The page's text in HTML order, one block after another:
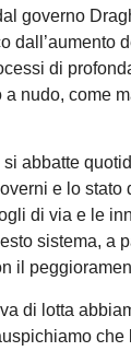
governo
dall’aumento
di
nudo, come
abbatte
e lo
di via e le
sistema, a
il
di lotta